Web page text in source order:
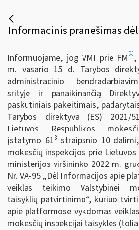
Informuojame, jog VMI prie FM [1],
m. vasario 15 d. Tarybos
administracinio
srityje ir panaikinančią
paskutiniais pakeitimais,
Tarybos direktyva (ES) 2021/
Lietuvos Respublikos
įstatymo 613 straipsnio 10
mokesčių inspekcijos prie
ministerijos viršininko 2022 m.
Nr. VA-95 „Dėl Informacijos apie
veiklas teikimo Valstybinei
taisyklių patvirtinimo“, kuriuo
apie platformose vykdomas
mokesčių inspekcijai taisyklės